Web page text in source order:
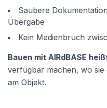
Saubere
Übergabe
Kein Medienbruch
Bauen mit AIRdBASE
verfügbar machen, wo
am Objekt.